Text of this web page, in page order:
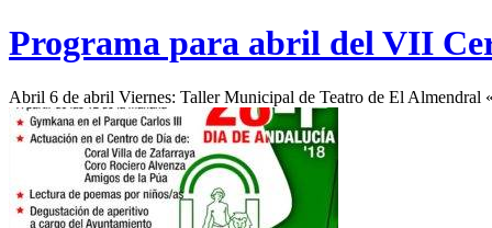
Programa para abril del VII
Abril 6 de abril Viernes: Taller Municipal de Teatro de El Almendral